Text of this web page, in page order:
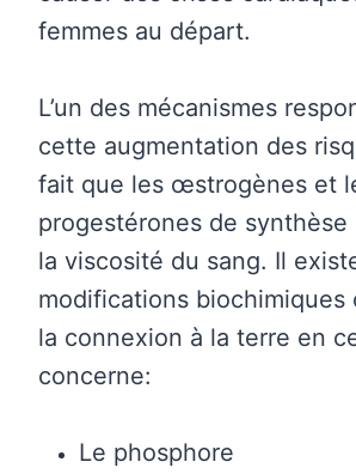
femmes au départ.
L’un des mécanismes
cette augmentation des
fait que les œstrogènes et
progestérones de
la viscosité du sang. Il
modifications biochimiques
la connexion à la terre en
concerne:
Le phosphore